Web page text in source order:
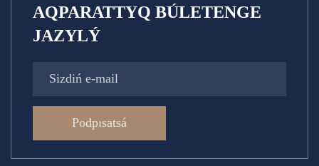
AQPARATTYQ BÚLETENGE
JAZYLÝ
Podpısatsá